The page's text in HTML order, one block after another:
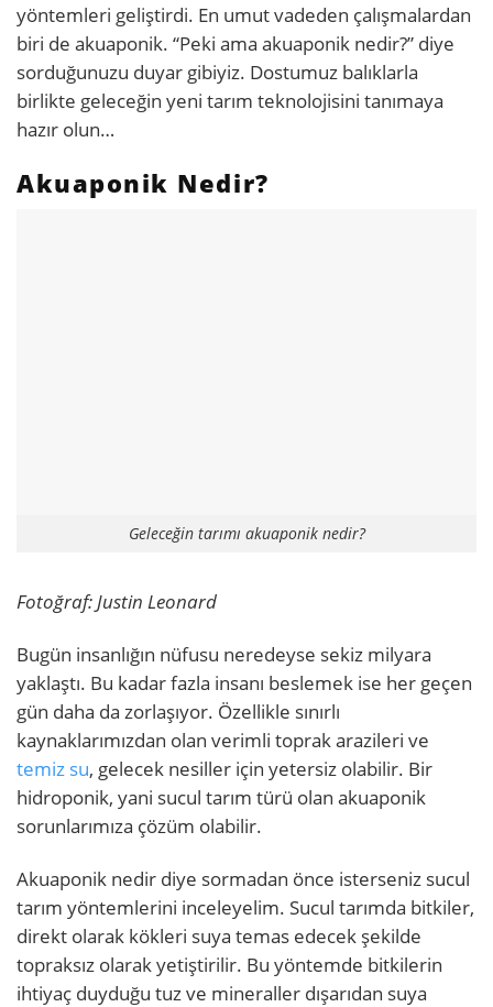
yöntemleri geliştirdi. En umut vadeden çalışmalardan
biri de akuaponik. “Peki ama akuaponik nedir?” diye
sorduğunuzu duyar gibiyiz. Dostumuz balıklarla
birlikte geleceğin yeni tarım teknolojisini tanımaya
hazır olun…
Akuaponik Nedir?
Geleceğin tarımı akuaponik nedir?
Fotoğraf: Justin Leonard
Bugün insanlığın nüfusu neredeyse sekiz milyara
yaklaştı. Bu kadar fazla insanı beslemek ise her geçen
gün daha da zorlaşıyor. Özellikle sınırlı
kaynaklarımızdan olan verimli toprak arazileri ve
temiz su, gelecek nesiller için yetersiz olabilir. Bir
hidroponik, yani sucul tarım türü olan akuaponik
sorunlarımıza çözüm olabilir.
Akuaponik nedir diye sormadan önce isterseniz sucul
tarım yöntemlerini inceleyelim. Sucul tarımda bitkiler,
direkt olarak kökleri suya temas edecek şekilde
topraksız olarak yetiştirilir. Bu yöntemde bitkilerin
ihtiyaç duyduğu tuz ve mineraller dışarıdan suya